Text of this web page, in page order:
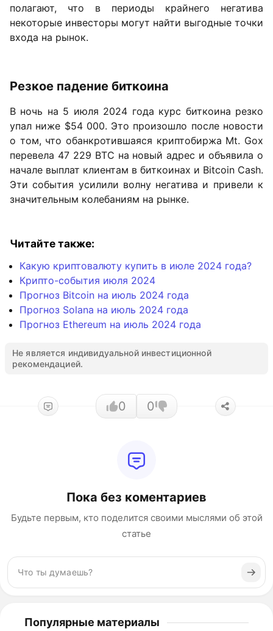
полагают, что в периоды крайнего негатива
некоторые инвесторы могут найти выгодные точки
входа на рынок.
Резкое падение биткоина
В ночь на 5 июля 2024 года курс биткоина резко
упал ниже $54 000. Это произошло после новости
о том, что обанкротившаяся криптобиржа Mt. Gox
перевела 47 229 BTC на новый адрес и объявила о
начале выплат клиентам в биткоинах и Bitcoin Cash.
Эти события усилили волну негатива и привели к
значительным колебаниям на рынке.
Читайте также:
Какую криптовалюту купить в июле 2024 года?
Крипто-события июля 2024
Прогноз Bitcoin на июль 2024 года
Прогноз Solana на июль 2024 года
Прогноз Ethereum на июль 2024 года
Не является индивидуальной инвестиционной
рекомендацией.
0 0
Пока без коментариев
Будьте первым, кто поделится своими мыслями об этой
статье
Популярные материалы